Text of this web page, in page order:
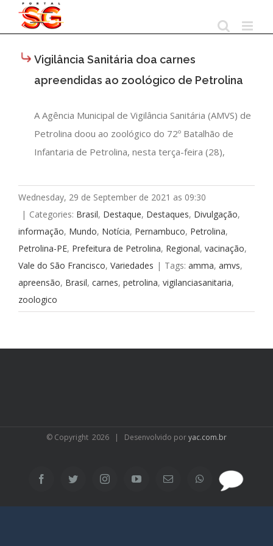
Vigilância Sanitária doa carnes
apreendidas ao zoológico de Petrolina
A Agência Municipal de Vigilância Sanitária (AMVS) de
Petrolina doou ao zoológico do 72º Batalhão de
Infantaria de Petrolina, nesta terça-feira (28),
Wednesday, 29 de September de 2021 as 09:30
| Categories: Brasil, Destaque, Destaques, Divulgação,
informação, Mundo, Notícia, Pernambuco, Petrolina,
Petrolina-PE, Prefeitura de Petrolina, Regional, vacinação,
Vale do São Francisco, Variedades | Tags: amma, amvs,
apreensão, Brasil, carnes, petrolina, vigilanciasanitaria,
zoologico
© Copyright 2026 | Desenvolvido poryac.com.br
FacebookTwitter InstagramYouTubeEmail WhatsApp
SAC